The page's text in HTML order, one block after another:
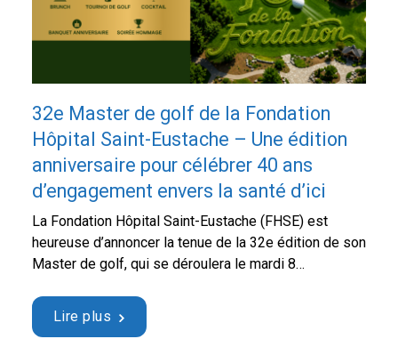
32e Master de golf de la Fondation
Hôpital Saint-Eustache – Une édition
anniversaire pour célébrer 40 ans
d’engagement envers la santé d’ici
La Fondation Hôpital Saint-Eustache (FHSE) est
heureuse d’annoncer la tenue de la 32e édition de son
Master de golf, qui se déroulera le mardi 8
Mirage. Cette année, l’événement revêt un caractère
tout particulier puisqu’il s’inscrit dans le cadre des
Lire plus